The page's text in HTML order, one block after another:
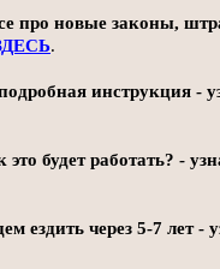
про новые законы,
.
инструкция -
будет работать? -
ездить через 5-7 лет -